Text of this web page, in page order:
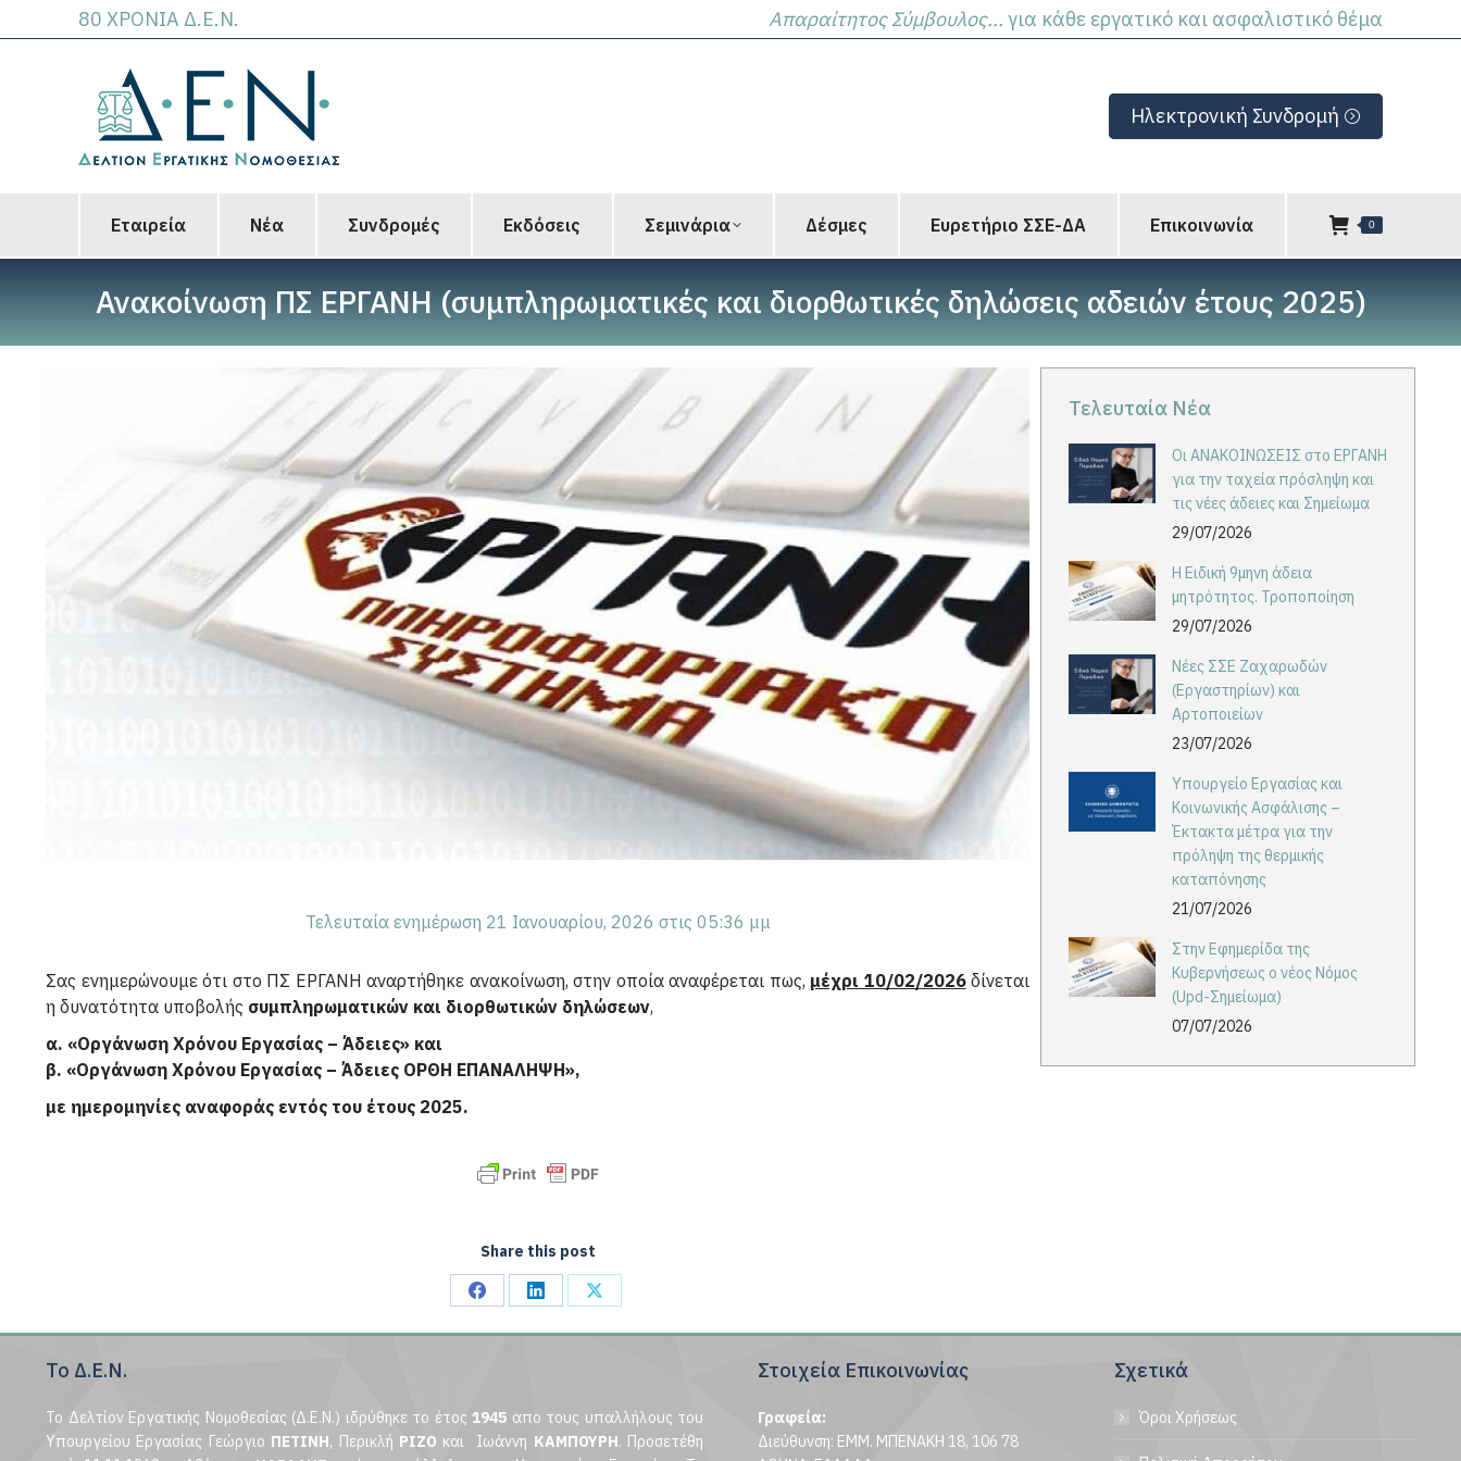
80 ΧΡΟΝΙΑ Δ.Ε.Ν. Απαραίτητος Σύμβουλος... για κάθε εργατικό και ασφαλιστικό θέμα
Ηλεκτρονική Συνδρομή
Εταιρεία Νέα Συνδρομές Εκδόσεις Σεμινάρια Δέσμες Ευρετήριο ΣΣΕ-ΔΑ Επικοινωνία 0
Ανακοίνωση ΠΣ ΕΡΓΑΝΗ (συμπληρωματικές και διορθωτικές δηλώσεις αδειών έτους 2025)
Τελευταία ενημέρωση 21 Ιανουαρίου, 2026 στις 05:36 μμ
Σας ενημερώνουμε ότι στο ΠΣ ΕΡΓΑΝΗ αναρτήθηκε ανακοίνωση, στην οποία αναφέρεται πως, μέχρι 10/02/2026δίνεται
η δυνατότητα υποβολής συμπληρωματικών και διορθωτικών δηλώσεων,
α. «Οργάνωση Χρόνου Εργασίας – Άδειες» και
β. «Οργάνωση Χρόνου Εργασίας – Άδειες ΟΡΘΗ ΕΠΑΝΑΛΗΨΗ»,
με ημερομηνίες αναφοράς εντός του έτους 2025.
Share this post
Share
on
Share
on
Share
on
Τελευταία Νέα
Οι ΑΝΑΚΟΙΝΩΣΕΙΣ στο ΕΡΓΑΝΗ
για την ταχεία πρόσληψη και
τις νέες άδειες και Σημείωμα
29/07/2026
Η Ειδική 9μηνη άδεια
μητρότητος. Τροποποίηση
29/07/2026
Νέες ΣΣΕ Ζαχαρωδών
(Εργαστηρίων) και
Αρτοποιείων
23/07/2026
Υπουργείο Εργασίας και
Κοινωνικής Ασφάλισης –
Έκτακτα μέτρα για την
πρόληψη της θερμικής
καταπόνησης
21/07/2026
Στην Εφημερίδα της
Κυβερνήσεως ο νέος Νόμος
(Upd-Σημείωμα)
07/07/2026
Το Δ.Ε.Ν.
Το Δελτίον Εργατικής Νομοθεσίας (Δ.Ε.Ν.) ιδρύθηκε το έτος 1945 απο τους υπαλλήλους του
Υπουργείου Εργασίας Γεώργιο ΠΕΤΙΝΗ, Περικλή ΡΙΖΟ και Ιωάννη ΚΑΜΠΟΥΡΗ. Προσετέθη
Στοιχεία Επικοινωνίας
Γραφεία:
Διεύθυνση: ΕΜΜ. ΜΠΕΝΑΚΗ 18, 106 78
Σχετικά
Όροι Χρήσεως